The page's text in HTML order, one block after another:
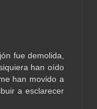
fue demolida,
han oído
han movido a
a esclarecer